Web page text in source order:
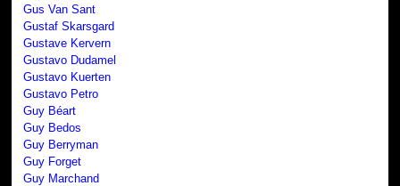
Gus Van Sant
Gustaf Skarsgard
Gustave Kervern
Gustavo Dudamel
Gustavo Kuerten
Gustavo Petro
Guy Béart
Guy Bedos
Guy Berryman
Guy Forget
Guy Marchand